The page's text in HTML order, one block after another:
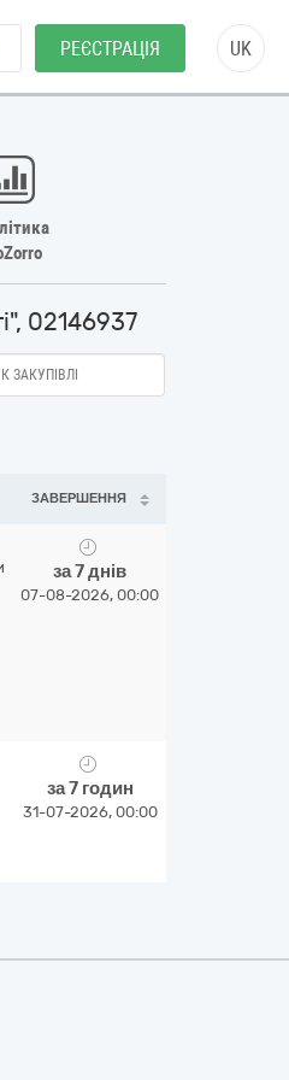
РЕЄСТРАЦІЯ UK
02146937
ЗАВЕРШЕННЯ
за 7 днів
07-08-2026, 00:00
за 7 годин
31-07-2026, 00:00